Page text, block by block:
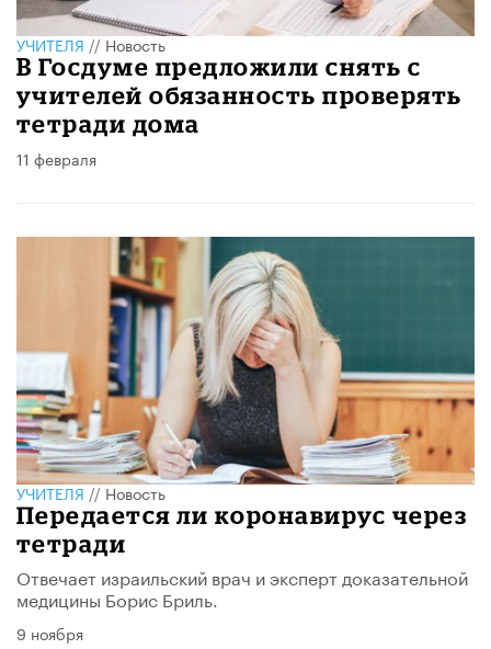
УЧИТЕЛЯ//Новость
В Госдуме предложили снять с
учителей обязанность проверять
тетради дома
11 февраля
УЧИТЕЛЯ//Новость
Передается ли коронавирус через
тетради
Отвечает израильский врач и эксперт доказательной
медицины Борис Бриль.
9 ноября